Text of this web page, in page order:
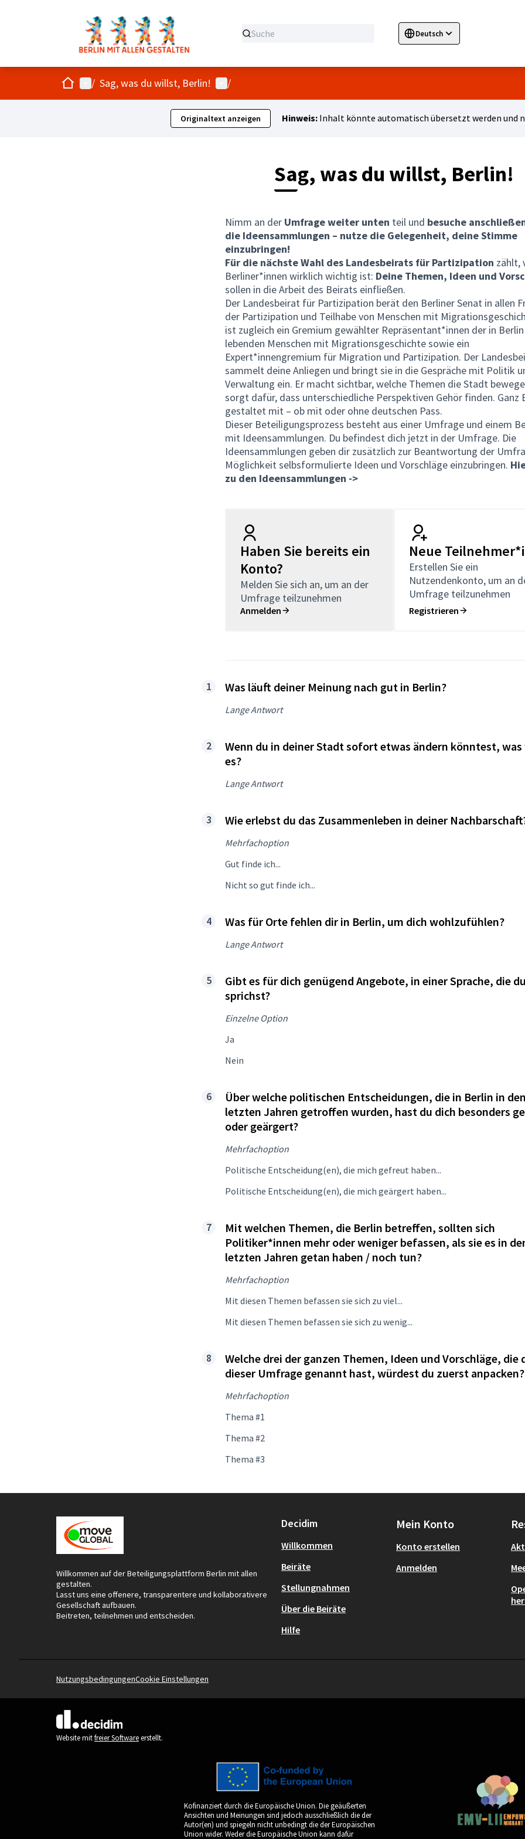
Deutsch
Sprache wählen
StartHauptmenü
/ Sag, was du willst, Berlin! Benutzer-Menü
/
Originaltext anzeigen Hinweis: Inhalt könnte automatisch übersetzt werden und
Sag, was du willst, Berlin!
Nimm an der Umfrage weiter unten teil und besuche
die Ideensammlungen – nutze die Gelegenheit, deine Stimme
einzubringen!
Für die nächste Wahl des Landesbeirats für Partizipation zählt,
Berliner*innen wirklich wichtig ist: Deine Themen, Ideen und
sollen in die Arbeit des Beirats einfließen.
Der Landesbeirat für Partizipation berät den Berliner Senat in allen
der Partizipation und Teilhabe von Menschen mit
ist zugleich ein Gremium gewählter Repräsentant*innen der in Berlin
lebenden Menschen mit Migrationsgeschichte sowie ein
Expert*innengremium für Migration und Partizipation. Der
sammelt deine Anliegen und bringt sie in die Gespräche mit Politik
Verwaltung ein. Er macht sichtbar, welche Themen die Stadt
sorgt dafür, dass unterschiedliche Perspektiven Gehör finden. Ganz
gestaltet mit – ob mit oder ohne deutschen Pass.
Dieser Beteiligungsprozess besteht aus einer Umfrage und einem
mit Ideensammlungen. Du befindest dich jetzt in der Umfrage. Die
Ideensammlungen geben dir zusätzlich zur Beantwortung der
Möglichkeit selbsformulierte Ideen und Vorschläge einzubringen.
zu den Ideensammlungen ->
Haben Sie bereits ein
Konto?
Melden Sie sich an, um an der
Umfrage teilzunehmen
Anmelden
Neue
Erstellen Sie ein
Nutzendenkonto, um an
Umfrage teilzunehmen
Registrieren
Was läuft deiner Meinung nach gut in Berlin?
Lange Antwort
Wenn du in deiner Stadt sofort etwas ändern könntest, was
es?
Lange Antwort
Wie erlebst du das Zusammenleben in deiner
Mehrfachoption
Gut finde ich...
Nicht so gut finde ich...
Was für Orte fehlen dir in Berlin, um dich wohlzufühlen?
Lange Antwort
Gibt es für dich genügend Angebote, in einer Sprache, die
sprichst?
Einzelne Option
Ja
Nein
Über welche politischen Entscheidungen, die in Berlin in den
letzten Jahren getroffen wurden, hast du dich besonders
oder geärgert?
Mehrfachoption
Politische Entscheidung(en), die mich gefreut haben...
Politische Entscheidung(en), die mich geärgert haben...
Mit welchen Themen, die Berlin betreffen, sollten sich
Politiker*innen mehr oder weniger befassen, als sie es in
letzten Jahren getan haben / noch tun?
Mehrfachoption
Mit diesen Themen befassen sie sich zu viel...
Mit diesen Themen befassen sie sich zu wenig...
Welche drei der ganzen Themen, Ideen und Vorschläge, die
dieser Umfrage genannt hast, würdest du zuerst anpacken?
Mehrfachoption
Thema #1
Thema #2
Thema #3
Willkommen auf der Beteiligungsplattform Berlin mit allen
gestalten.
Lasst uns eine offenere, transparentere und kollaborativere
Gesellschaft aufbauen.
Beitreten, teilnehmen und entscheiden.
Decidim
Willkommen
Beiräte
Stellungnahmen
Über die Beiräte
Hilfe
Mein Konto
Konto erstellen
Anmelden
NutzungsbedingungenCookie Einstellungen
(Externer Link)
Website mitfreier Softwareerstellt.
Kofinanziert durch die Europäische Union. Die geäußerten
Ansichten und Meinungen sind jedoch ausschließlich die der
Autor(en) und spiegeln nicht unbedingt die der Europäischen
Union wider. Weder die Europäische Union kann dafür